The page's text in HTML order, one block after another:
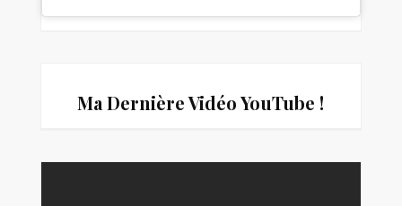
Ma Dernière Vidéo YouTube !